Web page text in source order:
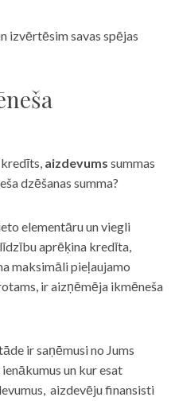
izvērtēsim savas spējas
aizdevums summas
dzēšanas summa?
elementāru un viegli
aprēķina kredīta,
maksimāli pieļaujamo
ir aizņēmēja ikmēneša
ir saņēmusi no Jums
un kur esat
aizdevēju finansisti